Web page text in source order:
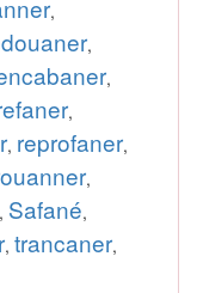
,
,
,
,
, reprofaner,
,
, Safané,
, trancaner,